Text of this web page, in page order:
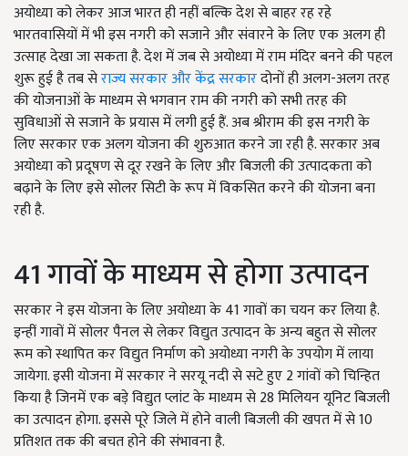
अयोध्या को लेकर आज भारत ही नहीं बल्कि देश से बाहर रह रहे
भारतवासियों में भी इस नगरी को सजाने और संवारने के लिए एक अलग ही
उत्साह देखा जा सकता है. देश में जब से अयोध्या में राम मंदिर बनने की पहल
शुरू हुई है तब सेराज्य सरकार और केंद्र सरकारदोनों ही अलग-अलग तरह
की योजनाओं के माध्यम से भगवान राम की नगरी को सभी तरह की
सुविधाओं से सजाने के प्रयास में लगी हुई हैं. अब श्रीराम की इस नगरी के
लिए सरकार एक अलग योजना की शुरुआत करने जा रही है. सरकार अब
अयोध्या को प्रदूषण से दूर रखने के लिए और बिजली की उत्पादकता को
बढ़ाने के लिए इसे सोलर सिटी के रूप में विकसित करने की योजना बना
रही है.
41 गावों के माध्यम से होगा उत्पादन
सरकार ने इस योजना के लिए अयोध्या के 41 गावों का चयन कर लिया है.
इन्हीं गावों में सोलर पैनल से लेकर विद्युत उत्पादन के अन्य बहुत से सोलर
रूम को स्थापित कर विद्युत निर्माण को अयोध्या नगरी के उपयोग में लाया
जायेगा. इसी योजना में सरकार ने सरयू नदी से सटे हुए 2 गांवों को चिन्हित
किया है जिनमें एक बड़े विद्युत प्लांट के माध्यम से 28 मिलियन यूनिट बिजली
का उत्पादन होगा. इससे पूरे जिले में होने वाली बिजली की खपत में से 10
प्रतिशत तक की बचत होने की संभावना है.